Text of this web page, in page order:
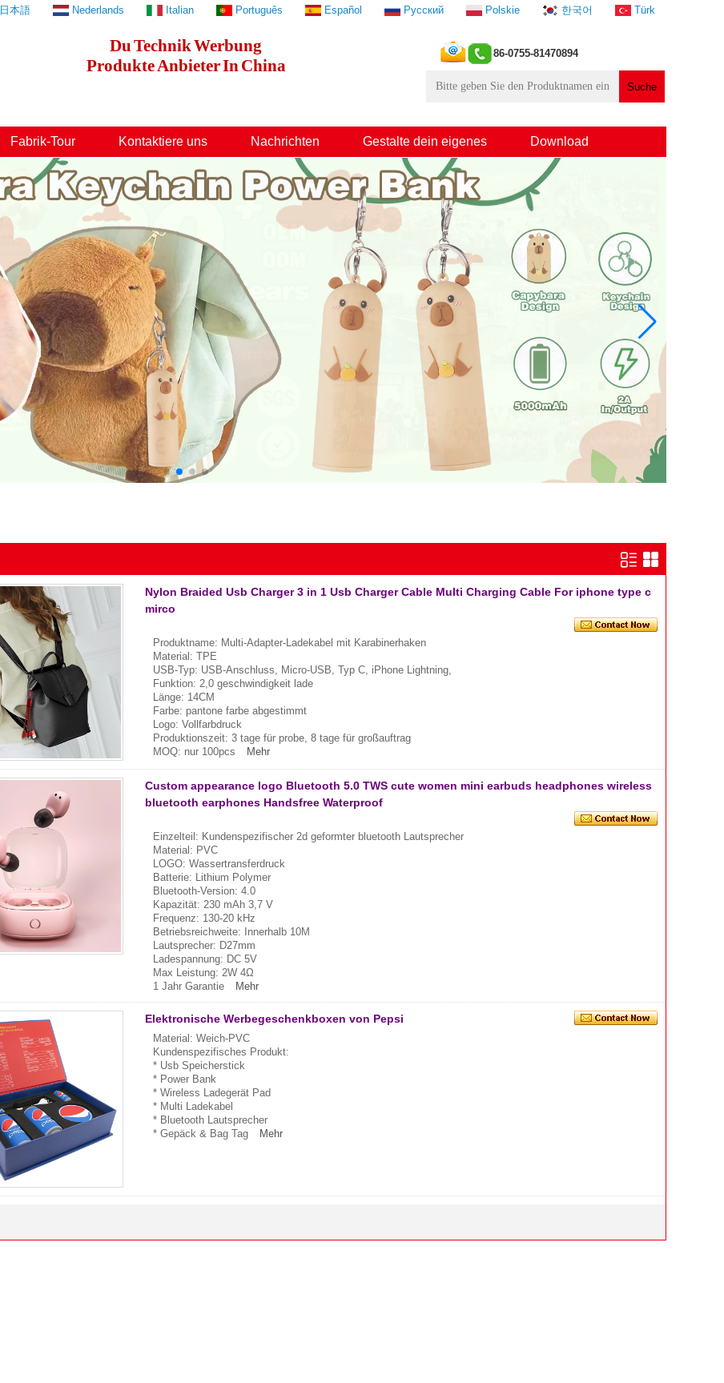
DuTechnikWerbung
ProdukteAnbieterInChina
86-0755-81470894
日本語 Nederlands Italian Português Español Русский Polskie 한국어 Türk
Fabrik-Tour Kontaktiere uns Nachrichten Gestalte dein eigenes Download
Nylon Braided Usb Charger 3 in 1 Usb Charger Cable Multi Charging Cable For iphone type c
mirco
Produktname: Multi-Adapter-Ladekabel mit Karabinerhaken
Material: TPE
USB-Typ: USB-Anschluss, Micro-USB, Typ C, iPhone Lightning,
Funktion: 2,0 geschwindigkeit lade
Länge: 14CM
Farbe: pantone farbe abgestimmt
Logo: Vollfarbdruck
Produktionszeit: 3 tage für probe, 8 tage für großauftrag
MOQ: nur 100pcs
Mehr
Custom appearance logo Bluetooth 5.0 TWS cute women mini earbuds headphones wireless
bluetooth earphones Handsfree Waterproof
Einzelteil: Kundenspezifischer 2d geformter bluetooth Lautsprecher
Material: PVC
LOGO: Wassertransferdruck
Batterie: Lithium Polymer
Bluetooth-Version: 4.0
Kapazität: 230 mAh 3,7 V
Frequenz: 130-20 kHz
Betriebsreichweite: Innerhalb 10M
Lautsprecher: D27mm
Ladespannung: DC 5V
Max Leistung: 2W 4Ω
1 Jahr Garantie
Mehr
Elektronische Werbegeschenkboxen von Pepsi
Material: Weich-PVC
Kundenspezifisches Produkt:
* Usb Speicherstick
* Power Bank
* Wireless Ladegerät Pad
* Multi Ladekabel
* Bluetooth Lautsprecher
* Gepäck & Bag Tag
Mehr